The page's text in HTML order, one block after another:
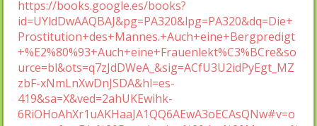
https://books.google.es/books?
id=UYldDwAAQBAJ&pg=PA320&lpg=PA320&dq=Die+
Prostitution+des+Mannes.+Auch+eine+Bergpredigt
+%E2%80%93+Auch+eine+Frauenlekt%C3%BCre&so
urce=bl&ots=q7zJdDWeA_&sig=ACfU3U2idPyEgt_MZ
zbF-xNmLnXwDnJSDA&hl=es-
419&sa=X&ved=2ahUKEwihk-
6RiOHoAhXr1uAKHaaJA1QQ6AEwA3oECAsQNw#v=o